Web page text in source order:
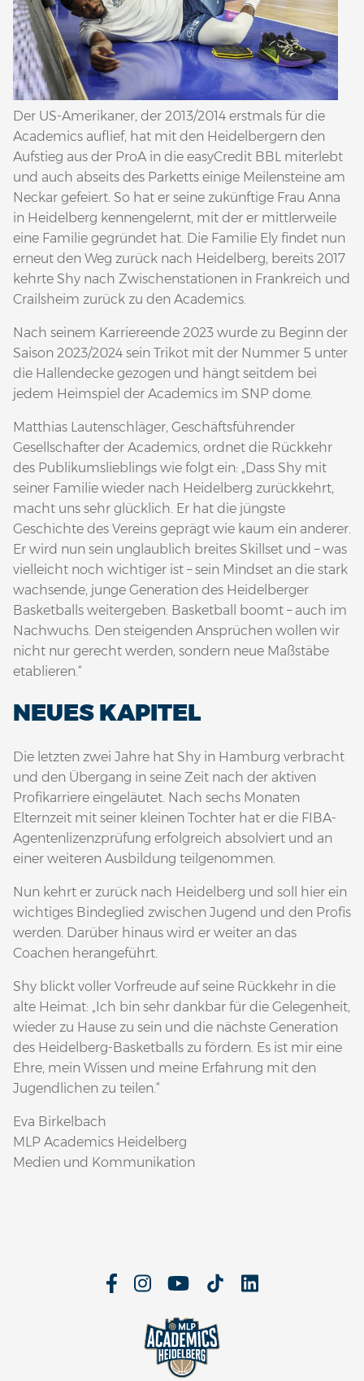
Der US-Amerikaner, der 2013/2014 erstmals für die
Academics auflief, hat mit den Heidelbergern den
Aufstieg aus der ProA in die easyCredit BBL miterlebt
und auch abseits des Parketts einige Meilensteine am
Neckar gefeiert. So hat er seine zukünftige Frau Anna
in Heidelberg kennengelernt, mit der er mittlerweile
eine Familie gegründet hat. Die Familie Ely findet nun
erneut den Weg zurück nach Heidelberg, bereits 2017
kehrte Shy nach Zwischenstationen in Frankreich und
Crailsheim zurück zu den Academics.
Nach seinem Karriereende 2023 wurde zu Beginn der
Saison 2023/2024 sein Trikot mit der Nummer 5 unter
die Hallendecke gezogen und hängt seitdem bei
jedem Heimspiel der Academics im SNP dome.
Matthias Lautenschläger, Geschäftsführender
Gesellschafter der Academics, ordnet die Rückkehr
des Publikumslieblings wie folgt ein: „Dass Shy mit
seiner Familie wieder nach Heidelberg zurückkehrt,
macht uns sehr glücklich. Er hat die jüngste
Geschichte des Vereins geprägt wie kaum ein anderer.
Er wird nun sein unglaublich breites Skillset und – was
vielleicht noch wichtiger ist – sein Mindset an die stark
wachsende, junge Generation des Heidelberger
Basketballs weitergeben. Basketball boomt – auch im
Nachwuchs. Den steigenden Ansprüchen wollen wir
nicht nur gerecht werden, sondern neue Maßstäbe
etablieren.“
NEUES KAPITEL
Die letzten zwei Jahre hat Shy in Hamburg verbracht
und den Übergang in seine Zeit nach der aktiven
Profikarriere eingeläutet. Nach sechs Monaten
Elternzeit mit seiner kleinen Tochter hat er die FIBA-
Agentenlizenzprüfung erfolgreich absolviert und an
einer weiteren Ausbildung teilgenommen.
Nun kehrt er zurück nach Heidelberg und soll hier ein
wichtiges Bindeglied zwischen Jugend und den Profis
werden. Darüber hinaus wird er weiter an das
Coachen herangeführt.
Shy blickt voller Vorfreude auf seine Rückkehr in die
alte Heimat: „Ich bin sehr dankbar für die Gelegenheit,
wieder zu Hause zu sein und die nächste Generation
des Heidelberg-Basketballs zu fördern. Es ist mir eine
Ehre, mein Wissen und meine Erfahrung mit den
Jugendlichen zu teilen.“
Eva Birkelbach
MLP Academics Heidelberg
Medien und Kommunikation